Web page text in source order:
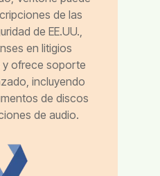
de las
de EE.UU.,
en litigios
ofrece soporte
incluyendo
de discos
de audio.